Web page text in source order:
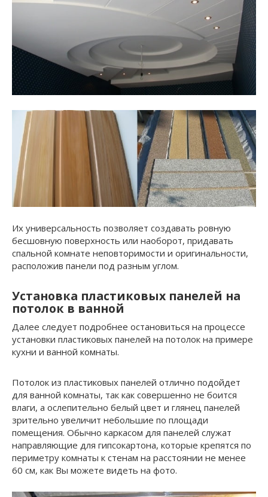
Их универсальность позволяет создавать ровную
бесшовную поверхность или наоборот, придавать
спальной комнате неповторимости и оригинальности,
расположив панели под разным углом.
Установка пластиковых панелей на
потолок в ванной
Далее следует подробнее остановиться на процессе
установки пластиковых панелей на потолок на примере
кухни и ванной комнаты.
Потолок из пластиковых панелей отлично подойдет
для ванной комнаты, так как совершенно не боится
влаги, а ослепительно белый цвет и глянец панелей
зрительно увеличит небольшие по площади
помещения. Обычно каркасом для панелей служат
направляющие для гипсокартона, которые крепятся по
периметру комнаты к стенам на расстоянии не менее
60 см, как Вы можете видеть на фото.